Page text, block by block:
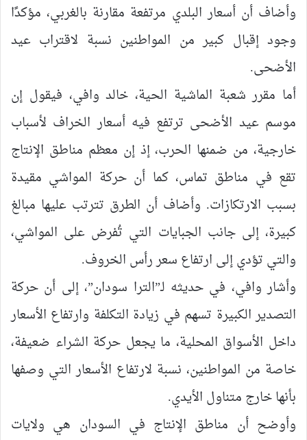
وأضاف أن أسعار البلدي مرتفعة مقارنة بالغربي، مؤكدًا
وجود إقبال كبير من المواطنين نسبة لاقتراب عيد
الأضحى.
أما مقرر شعبة الماشية الحية، خالد وافي، فيقول إن
موسم عيد الأضحى ترتفع فيه أسعار الخراف لأسباب
خارجية، من ضمنها الحرب، إذ إن معظم مناطق الإنتاج
تقع في مناطق تماس، كما أن حركة المواشي مقيدة
بسبب الارتكازات. وأضاف أن الطرق تترتب عليها مبالغ
كبيرة، إلى جانب الجبايات التي تُفرض على المواشي،
والتي تؤدي إلى ارتفاع سعر رأس الخروف.
وأشار وافي، في حديثه لـ”الترا سودان”، إلى أن حركة
التصدير الكبيرة تسهم في زيادة التكلفة وارتفاع الأسعار
داخل الأسواق المحلية، ما يجعل حركة الشراء ضعيفة،
خاصة من المواطنين، نسبة لارتفاع الأسعار التي وصفها
بأنها خارج متناول الأيدي.
وأوضح أن مناطق الإنتاج في السودان هي ولايات